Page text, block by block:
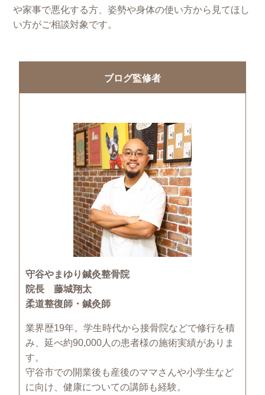
や家事で悪化する方、姿勢や身体の使い方から見てほし
い方がご相談対象です。
ブログ監修者
守谷やまゆり鍼灸整骨院
院長 藤城翔太
柔道整復師・鍼灸師
業界歴19年。学生時代から接骨院などで修行を積
み、延べ約90,000人の患者様の施術実績がありま
す。
守谷市での開業後も産後のママさんや小学生など
に向け、健康についての講師も経験。